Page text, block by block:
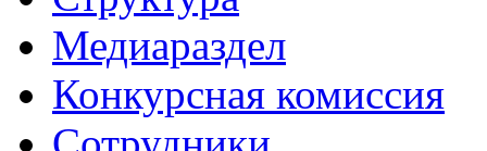
Медиараздел
Конкурсная комиссия